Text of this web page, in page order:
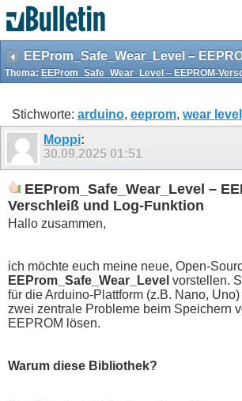
Thema: EEProm_Safe_Wear_Level – EEPROM-
Stichworte: arduino, eeprom, wear
Moppi:
30.09.2025 01:51
EEProm_Safe_Wear_Level –
Verschleiß und Log-Funktion
Hallo zusammen,
ich möchte euch meine neue, Open-
EEProm_Safe_Wear_Level vorstellen.
für die Arduino-Plattform (z.B. Nano, Uno)
zwei zentrale Probleme beim Speichern
EEPROM lösen.
Warum diese Bibliothek?